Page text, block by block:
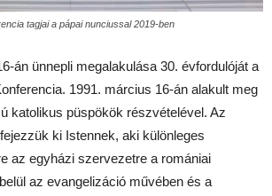
tagjai a pápai nunciussal 2019-ben
án ünnepli megalakulása 30. évfordulóját a
1991. március 16-án alakult meg
katolikus püspökök részvételével. Az
ki Istennek, aki különleges
az egyházi szervezetre a romániai
az evangelizáció művében és a